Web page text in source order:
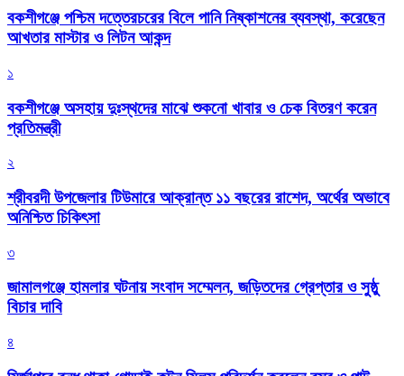
বকশীগঞ্জে পশ্চিম দত্তেরচরের বিলে পানি নিষ্কাশনের ব্যবস্থা, করেছেন
আখতার মাস্টার ও লিটন আকন্দ
১
বকশীগঞ্জে অসহায় দুঃস্থদের মাঝে শুকনো খাবার ও চেক বিতরণ করেন
প্রতিমন্ত্রী
২
শ্রীবরদী উপজেলার টিউমারে আক্রান্ত ১১ বছরের রাশেদ, অর্থের অভাবে
অনিশ্চিত চিকিৎসা
৩
জামালগঞ্জে হামলার ঘটনায় সংবাদ সম্মেলন, জড়িতদের গ্রেপ্তার ও সুষ্ঠু
বিচার দাবি
৪